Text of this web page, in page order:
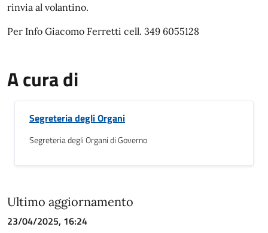
rinvia al volantino.
Per Info Giacomo Ferretti cell. 349 6055128
A cura di
Segreteria degli Organi
Segreteria degli Organi di Governo
Ultimo aggiornamento
23/04/2025, 16:24